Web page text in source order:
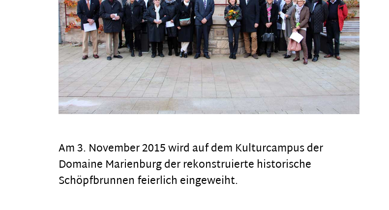
Am 3. November 2015 wird auf dem Kulturcampus der
Domaine Marienburg der rekonstruierte historische
Schöpfbrunnen feierlich eingeweiht.